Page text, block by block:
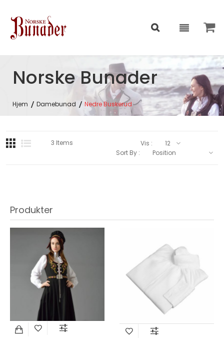
Norske Bunader
Hjem Damebunad Nedre Buskerud
Produkter
3 Items
Vis :
Sort By :